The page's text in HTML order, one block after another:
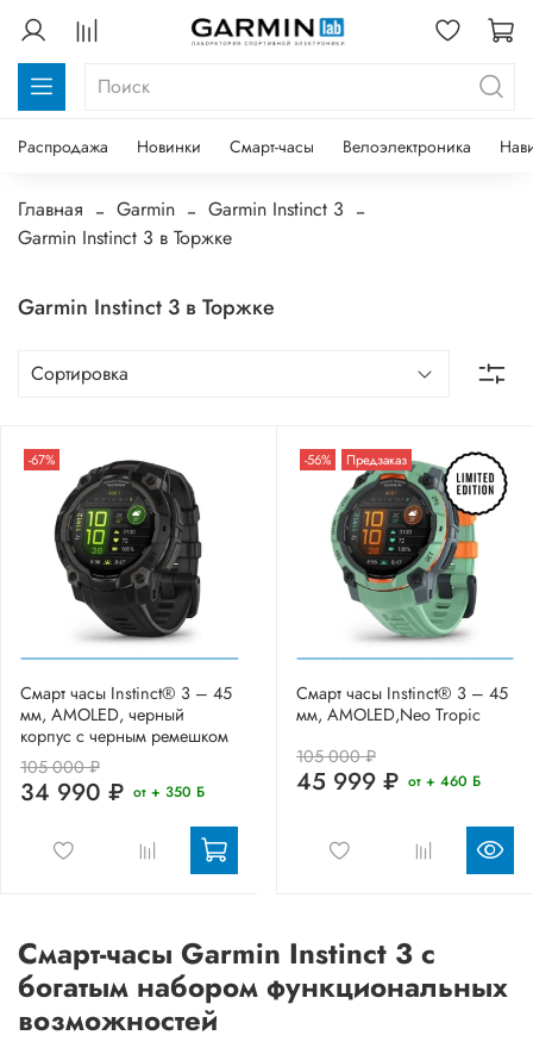
Распродажа Новинки Смарт-часы Велоэлектроника
Главная Garmin
Garmin Instinct 3
Garmin Instinct 3 в Торжке
Garmin Instinct 3 в Торжке
-67%
Смарт часы Instinct® 3 – 45
мм, AMOLED, черный
корпус с черным ремешком
105 000 ₽
34 990 ₽ от + 350 Б
-56% Предзаказ
Смарт часы Instinct® 3 – 45
мм, AMOLED,Neo Tropic
105 000 ₽
45 999 ₽ от + 460 Б
Смарт-часы Garmin Instinct 3 с
богатым набором функциональных
возможностей